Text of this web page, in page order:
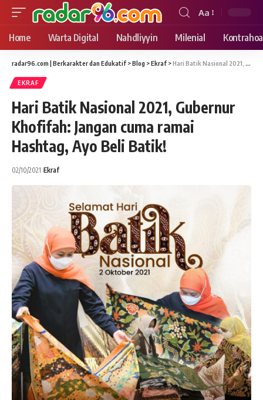
Font
Resizer
Aa
Home Warta Digital Nahdliyyin Milenial
radar96.com | Berkarakter dan Edukatif >Blog >Ekraf >Hari Batik Nasional 2021, Gubernur Khofifah: Jangan cuma ramai Hashtag, Ayo Beli Batik!
EKRAF
Hari Batik Nasional 2021, Gubernur
Khofifah: Jangan cuma ramai
Hashtag, Ayo Beli Batik!
02/10/2021 Ekraf